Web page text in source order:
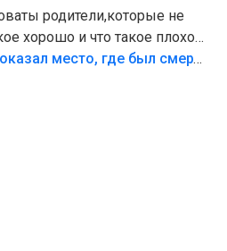
родители,которые не
хорошо и что такое плохо!
безумия,есть же
«Попал на пику»: СК показал место, где был смертельно травмирован ребенок в Тольятти